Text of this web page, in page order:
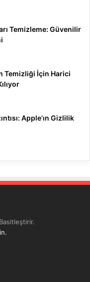
Temizleme: Güvenilir
Temizliği İçin Harici
Apple’ın Gizlilik